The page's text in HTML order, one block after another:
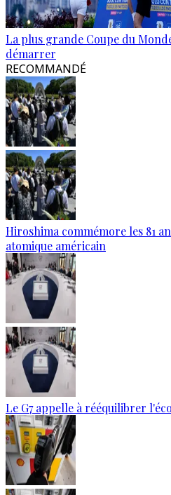
La plus grande Coupe du
démarrer
RECOMMANDÉ
Hiroshima commémore les 81
atomique américain
Le G7 appelle à rééquilibrer